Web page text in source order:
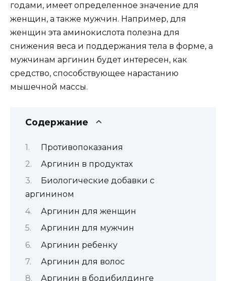
годами, имеет определенное значение для
женщин, а также мужчин. Например, для
женщин эта аминокислота полезна для
снижения веса и поддержания тела в форме, а
мужчинам аргинин будет интересен, как
средство, способствующее нарастанию
мышечной массы.
Содержание
Противопоказания
Аргинин в продуктах
Биологические добавки с
аргинином
Аргинин для женщин
Аргинин для мужчин
Аргинин ребенку
Аргинин для волос
Аргинин в бодибилдинге